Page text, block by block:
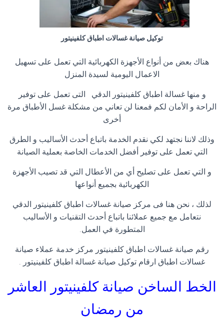
توكيل صيانة غسالات اطباق كلفينيتور
هناك بعض من أنواع الأجهزة الكهربائية التي تعمل على تسهيل
الاعمال اليومية لسيدة المنزل
و منها غسالة اطباق كلفينيتور الدقي التى تعمل على توفير
الراحة و الأمان لكم فمعنا لن تعاني من مشكلة غسل الأطباق مرة
أخرى
وذلك لاننا نجتهد لكي نقدم الخدمة باتباع أحدث الأساليب و الطرق
التي تعمل على توفير أفضل الخدمات الخاصة بعملية الصيانة
و التي تعمل على تصليح أي من الأعطال التي قد تصيب الأجهزة
الكهربائية بجميع أنواعها
لذلك ، نحن هنا فى مركز صيانة غسالات اطباق كلفينيتور الدقي
نتعامل مع جميع عملائنا باتباع أحدث التقنيات و الأساليب
المتطورة في العمل.
رقم صيانة غسالات اطباق كلفينيتور مركز خدمة عملاء صيانة
غسالات اطباق ارقام توكيل صيانة غسالة اطباق كلفينيتور .
الخط الساخن صيانة كلفينيتور العاشر
من رمضان